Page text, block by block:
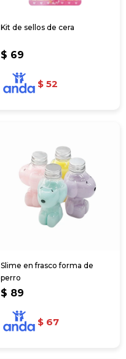
Kit de sellos de cera
$ 69
$ 52
Slime en frasco forma de
perro
$ 89
$ 67